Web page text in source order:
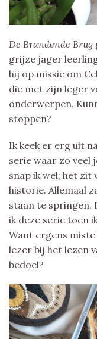
De Brandende Brug
grijze jager
hij op missie om
die met zijn leger
onderwerpen.
stoppen?
Ik keek er erg uit
serie waar zo veel
snap ik wel; het zit
historie. Allemaal
staan te springen.
ik deze serie toen
Want ergens
lezer bij het lezen
bedoel?